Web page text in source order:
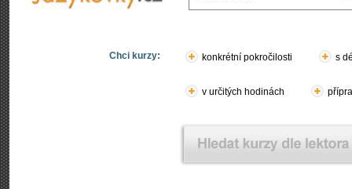
Chci kurzy: konkrétní pokročilosti s
v určitých hodinách